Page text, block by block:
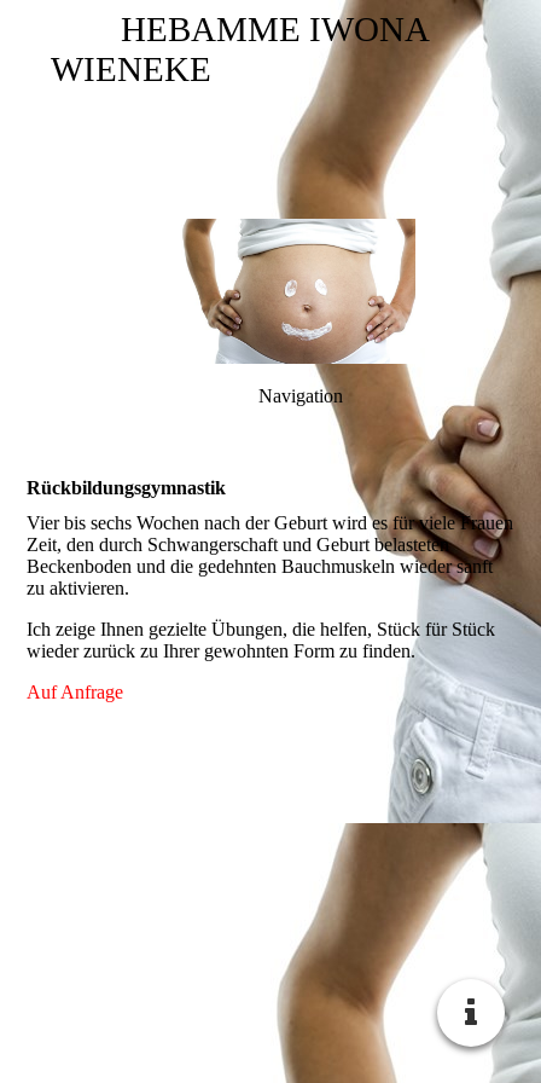
HEBAMME IWONA
WIENEKE
Navigation
Rückbildungsgymnastik
Vier bis sechs Wochen nach der Geburt wird es für viele Frauen
Zeit, den durch Schwangerschaft und Geburt belasteten
Beckenboden und die gedehnten Bauchmuskeln wieder sanft
zu aktivieren.
Ich zeige Ihnen gezielte Übungen, die helfen, Stück für Stück
wieder zurück zu Ihrer gewohnten Form zu finden.
Auf Anfrage